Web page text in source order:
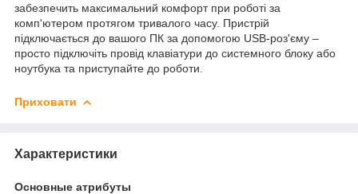
забезпечить максимальний комфорт при роботі за
комп'ютером протягом тривалого часу. Пристрій
підключається до вашого ПК за допомогою USB-роз'єму –
просто підключіть провід клавіатури до системного блоку або
ноутбука та приступайте до роботи.
Приховати
Характеристики
Основные атрибуты